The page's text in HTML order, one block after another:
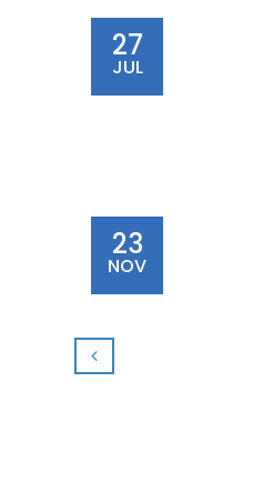
27
JUL
23
NOV